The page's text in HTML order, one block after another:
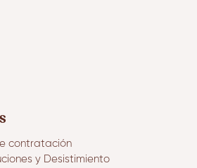
contratación
y Desistimiento